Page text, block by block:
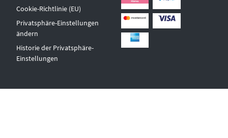
Cookie-Richtlinie (EU)
Privatsphäre-Einstellungen
ändern
Historie der Privatsphäre-
Einstellungen